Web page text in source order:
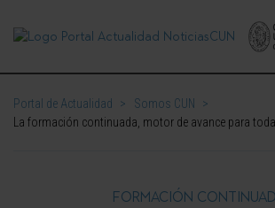
Portal de Actualidad > Somos CUN
>
La formación continuada, motor de avance para
FORMACIÓN